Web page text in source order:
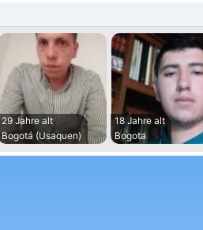
29 Jahre alt
Bogotá (Usaquen)
18 Jahre alt
Bogota